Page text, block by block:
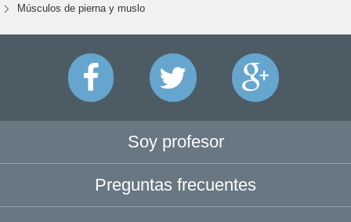
Músculos de pierna y muslo
Soy profesor
Preguntas frecuentes